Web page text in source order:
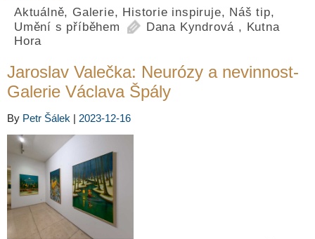
Aktuálně, Galerie, Historie inspiruje, Náš tip,
Umění s příběhem
Dana Kyndrová , Kutna
Hora
Jaroslav Valečka: Neurózy a nevinnost-
Galerie Václava Špály
By Petr Šálek | 2023-12-16